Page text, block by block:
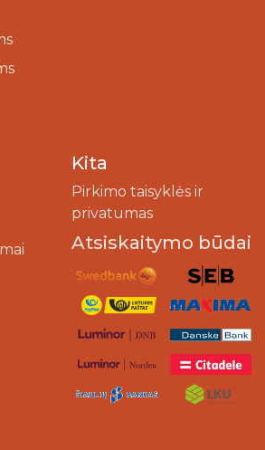
Kita
Pirkimo taisyklės ir
privatumas
Atsiskaitymo būdai